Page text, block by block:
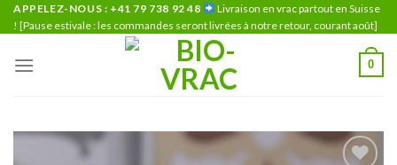
Skip
to
APPELEZ-NOUS : +41 79 738 92 48
Livraison en vrac partout en Suisse
! [Pause estivale : les commandes seront livrées à notre retour, courant août]
0